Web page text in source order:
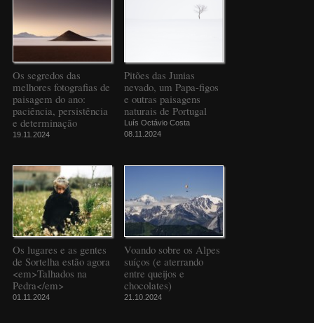
Os segredos das
melhores fotografias de
paisagem do ano:
paciência, persistência
e determinação
19.11.2024
Pitões das Junias
nevado, um Papa-figos
e outras paisagens
naturais de Portugal
Luís Octávio Costa
08.11.2024
Os lugares e as gentes
de Sortelha estão agora
<em>Talhados na
Pedra</em>
01.11.2024
Voando sobre os Alpes
suíços (e aterrando
entre queijos e
chocolates)
21.10.2024